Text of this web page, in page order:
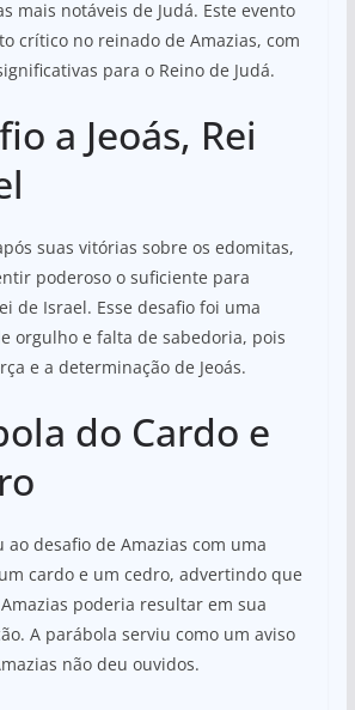
mais notáveis de Judá. Este evento
crítico no reinado de Amazias, com
para o Reino de Judá.
a Jeoás, Rei
suas vitórias sobre os edomitas,
poderoso o suficiente para
de Israel. Esse desafio foi uma
orgulho e falta de sabedoria, pois
e a determinação de Jeoás.
do Cardo e
ao desafio de Amazias com uma
cardo e um cedro, advertindo que
poderia resultar em sua
A parábola serviu como um aviso
não deu ouvidos.